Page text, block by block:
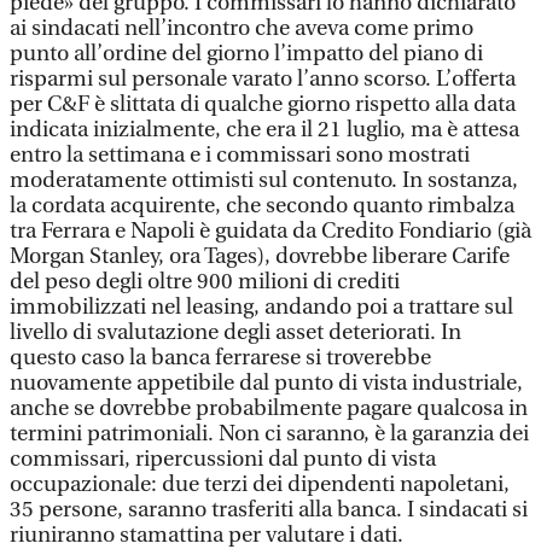
ai sindacati nell’incontro che aveva come primo
punto all’ordine del giorno l’impatto del piano di
risparmi sul personale varato l’anno scorso. L’offerta
per C&F è slittata di qualche giorno rispetto alla data
indicata inizialmente, che era il 21 luglio, ma è attesa
entro la settimana e i commissari sono mostrati
moderatamente ottimisti sul contenuto. In sostanza,
la cordata acquirente, che secondo quanto rimbalza
tra Ferrara e Napoli è guidata da Credito Fondiario (già
Morgan Stanley, ora Tages), dovrebbe liberare Carife
del peso degli oltre 900 milioni di crediti
immobilizzati nel leasing, andando poi a trattare sul
livello di svalutazione degli asset deteriorati. In
questo caso la banca ferrarese si troverebbe
nuovamente appetibile dal punto di vista industriale,
anche se dovrebbe probabilmente pagare qualcosa in
termini patrimoniali. Non ci saranno, è la garanzia dei
commissari, ripercussioni dal punto di vista
occupazionale: due terzi dei dipendenti napoletani,
35 persone, saranno trasferiti alla banca. I sindacati si
riuniranno stamattina per valutare i dati.